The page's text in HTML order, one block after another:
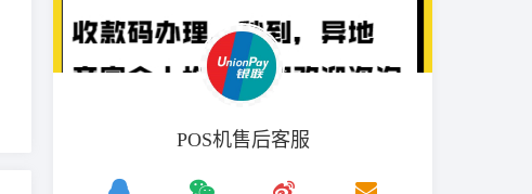
POS机售后客服